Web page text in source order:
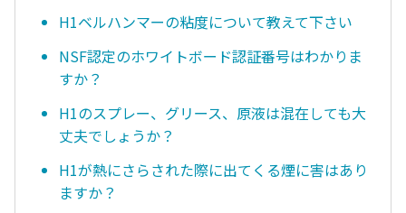
H1ベルハンマーの粘度について教えて下さい
NSF認定のホワイトボード認証番号はわかりま
すか？
H1のスプレー、グリース、原液は混在しても大
丈夫でしょうか？
H1が熱にさらされた際に出てくる煙に害はあり
ますか？